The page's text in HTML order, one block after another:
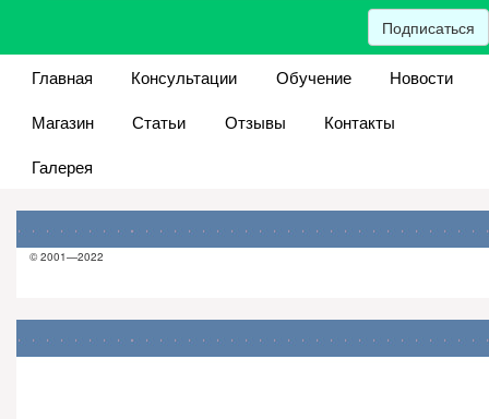
Подписаться
Главная Консультации Обучение
Новости
Магазин
Статьи Отзывы
Контакты
Галерея
© 2001—2022